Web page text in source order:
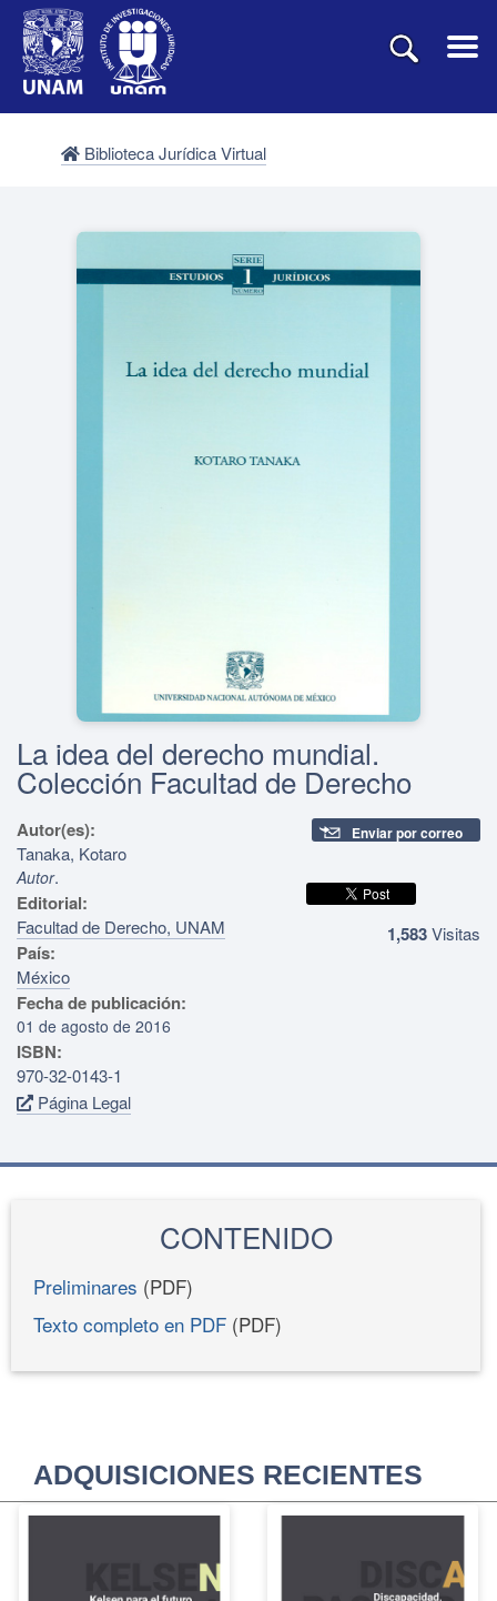
Biblioteca Jurídica Virtual
La idea del derecho mundial.
Colección Facultad de Derecho
Autor(es):
Tanaka, Kotaro
Autor.
Editorial:
Facultad de Derecho, UNAM
País:
México
Fecha de publicación:
01 de agosto de 2016
ISBN:
970-32-0143-1
Página Legal
Enviar por correo
1,583Visitas
CONTENIDO
Preliminares (PDF)
Texto completo en PDF (PDF)
ADQUISICIONES RECIENTES